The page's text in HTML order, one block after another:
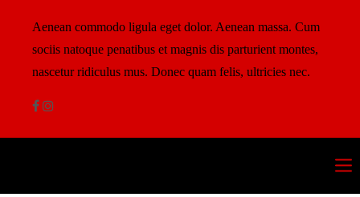
Aenean commodo ligula eget dolor. Aenean massa. Cum
sociis natoque penatibus et magnis dis parturient montes,
nascetur ridiculus mus. Donec quam felis, ultricies nec.